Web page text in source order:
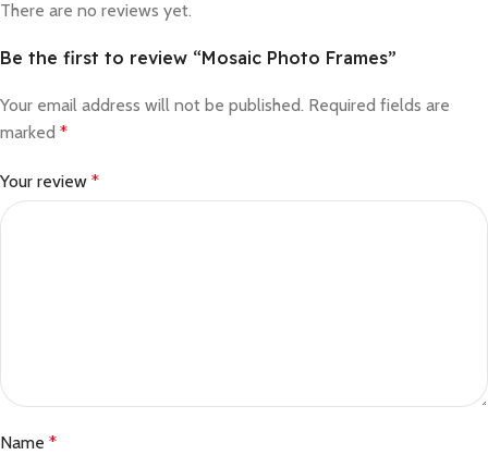
There are no reviews yet.
Be the first to review “Mosaic Photo Frames”
Your email address will not be published. Required fields are
marked *
Your review *
Name *